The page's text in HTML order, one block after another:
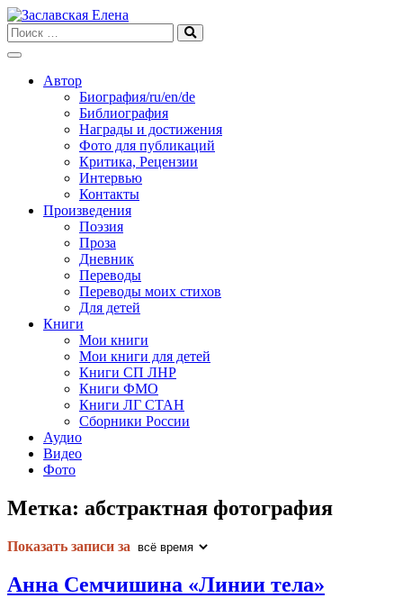
Skip
to
content
Автор
Биография/ru/en/de
Библиография
Награды и достижения
Фото для публикаций
Критика, Рецензии
Интервью
Контакты
Произведения
Поэзия
Проза
Дневник
Переводы
Переводы моих стихов
Для детей
Книги
Мои книги
Мои книги для детей
Книги СП ЛНР
Книги ФМО
Книги ЛГ СТАН
Сборники России
Аудио
Видео
Фото
Метка: абстрактная фотография
Показать записи за
Анна Семчишина «Линии тела»